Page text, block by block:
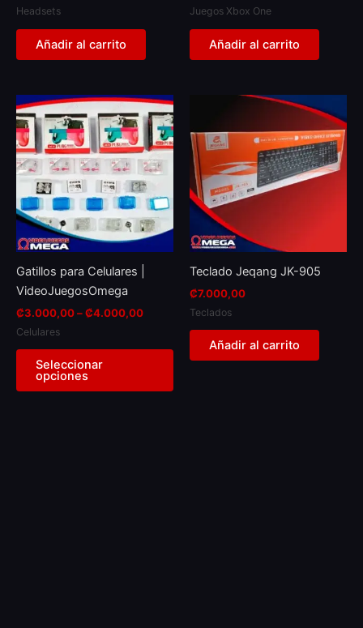
Headsets
Añadir al carrito
Juegos Xbox One
Añadir al carrito
Gatillos para Celulares |
VideoJuegosOmega
₡3.000,00–₡4.000,00
Price
range:
₡3.000,00
through
₡4.000,00
Celulares
Seleccionar
opciones
This
product
has
multiple
variants.
The
options
may
chosen
product
page
Teclado Jeqang JK-905
₡7.000,00
Teclados
Añadir al carrito